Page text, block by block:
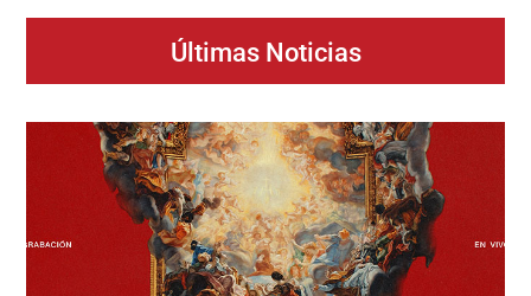
Últimas Noticias